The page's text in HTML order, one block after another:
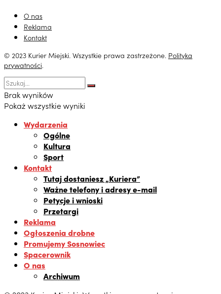
O nas
Reklama
Kontakt
© 2023 Kurier Miejski. Wszystkie prawa zastrzeżone. Polityka
prywatności.
Brak wyników
Pokaż wszystkie wyniki
Wydarzenia
Ogólne
Kultura
Sport
Kontakt
Tutaj dostaniesz „Kuriera”
Ważne telefony i adresy e-mail
Petycje i wnioski
Przetargi
Reklama
Ogłoszenia drobne
Promujemy Sosnowiec
Spacerownik
O nas
Archiwum